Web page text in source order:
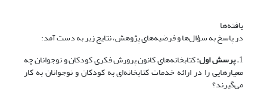
یافته‌ها
در پاسخ به سؤال‌ها و فرضیه‌های پژوهش، نتایج زیر به دست آمد:
1. پرسش اول:کتابخانه‌های کانون پرورش فکری کودکان و نوجوانان چه
معیارهایی را در ارائه خدمات کتابخانه‌ای به کودکان و نوجوانان به‌ کار
می‌گیرند؟